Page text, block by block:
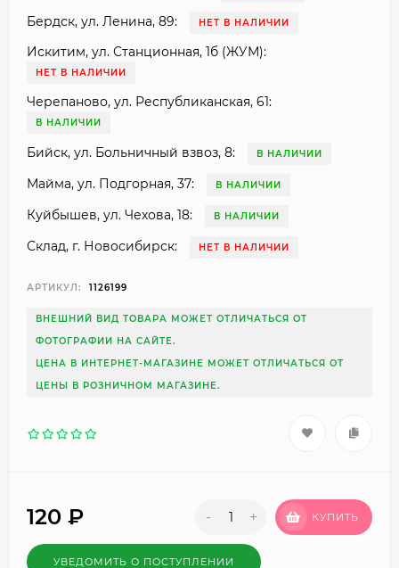
Бердск, ул. Ленина, 89: НЕТ В НАЛИЧИИ
Искитим, ул. Станционная, 1б (ЖУМ):
НЕТ В НАЛИЧИИ
Черепаново, ул. Республиканская, 61:
В НАЛИЧИИ
Бийск, ул. Больничный взвоз, 8: В НАЛИЧИИ
Майма, ул. Подгорная, 37: В НАЛИЧИИ
Куйбышев, ул. Чехова, 18: В НАЛИЧИИ
Склад, г. Новосибирск: НЕТ В НАЛИЧИИ
АРТИКУЛ: 1126199
ВНЕШНИЙ ВИД ТОВАРА МОЖЕТ ОТЛИЧАТЬСЯ ОТ
ФОТОГРАФИИ НА САЙТЕ.
ЦЕНА В ИНТЕРНЕТ-МАГАЗИНЕ МОЖЕТ ОТЛИЧАТЬСЯ ОТ
ЦЕНЫ В РОЗНИЧНОМ МАГАЗИНЕ.
120 ₽ - + КУПИТЬ
УВЕДОМИТЬ О ПОСТУПЛЕНИИ